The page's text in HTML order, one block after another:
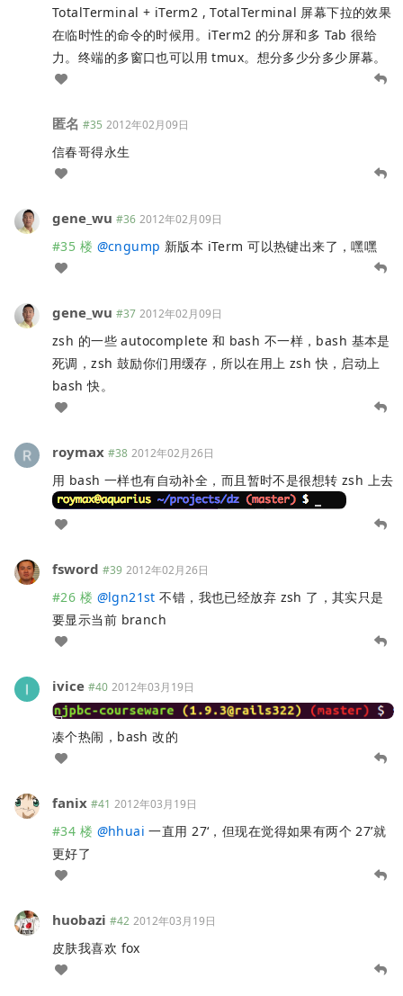
TotalTerminal + iTerm2 , TotalTerminal 屏幕下拉的效果
在临时性的命令的时候用。iTerm2 的分屏和多 Tab 很给
力。终端的多窗口也可以用 tmux。想分多少分多少屏幕。
匿名 #35 2012年02月09日
信春哥得永生
gene_wu #36 2012年02月09日
#35 楼 @cngump 新版本 iTerm 可以热键出来了，嘿嘿
gene_wu #37 2012年02月09日
zsh 的一些 autocomplete 和 bash 不一样，bash 基本是
死调，zsh 鼓励你们用缓存，所以在用上 zsh 快，启动上
bash 快。
roymax #38 2012年02月26日
用 bash 一样也有自动补全，而且暂时不是很想转 zsh 上去
fsword #39 2012年02月26日
#26 楼 @lgn21st 不错，我也已经放弃 zsh 了，其实只是
要显示当前 branch
ivice #40 2012年03月19日
凑个热闹，bash 改的
fanix #41 2012年03月19日
#34 楼 @hhuai 一直用 27‘，但现在觉得如果有两个 27’就
更好了
huobazi #42 2012年03月19日
皮肤我喜欢 fox